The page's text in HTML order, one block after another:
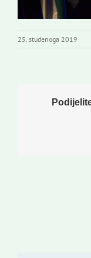
25. studenoga 2019